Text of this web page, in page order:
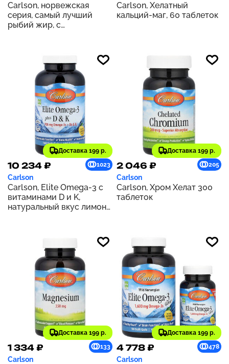
Carlson, норвежская
серия, самый лучший
рыбий жир, с
Carlson, Хелатный
кальций-маг, 60 таблеток
Доставка 199 р.
10 234 ₽ 1023
Carlson
Carlson, Elite Omega-3 с
витаминами D и K,
натуральный вкус лимона,
Доставка 199 р.
2 046 ₽ 205
Carlson
Carlson, Хром Хелат 300
таблеток
Доставка 199 р.
1 334 ₽ 133
Carlson
Доставка 199 р.
4 778 ₽ 478
Carlson